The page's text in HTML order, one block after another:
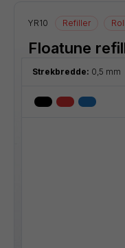
YR10 Refiller
Floatune
Strekbredde: 0,5 mm